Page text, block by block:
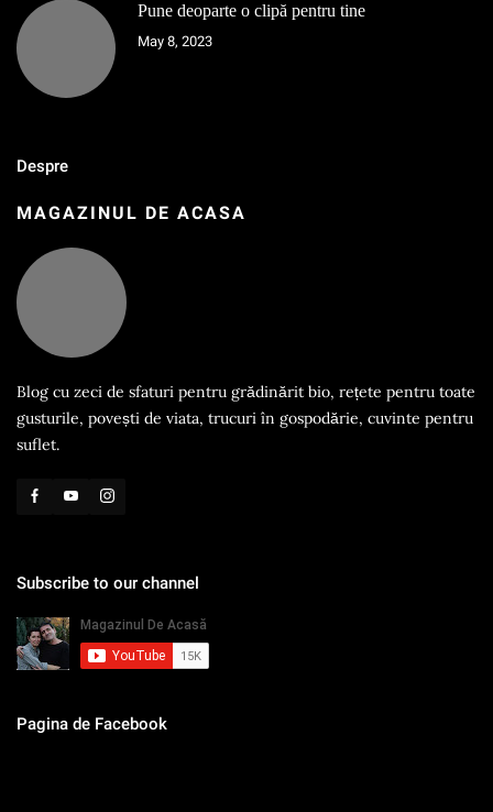
Pune deoparte o clipă pentru tine
May 8, 2023
Despre
MAGAZINUL DE ACASA
Blog cu zeci de sfaturi pentru grădinărit bio, rețete pentru toate
gusturile, povești de viata, trucuri în gospodărie, cuvinte pentru
suflet.
Subscribe to our channel
Pagina de Facebook